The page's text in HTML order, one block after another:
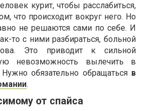
курит, чтобы расслабиться,
что происходит вокруг него. Но
не решаются сами по себе. И
то с ними разбираться, больной
Это приводит к сильной
невозможность вылечить в
обязательно обращаться в
.
от спайса